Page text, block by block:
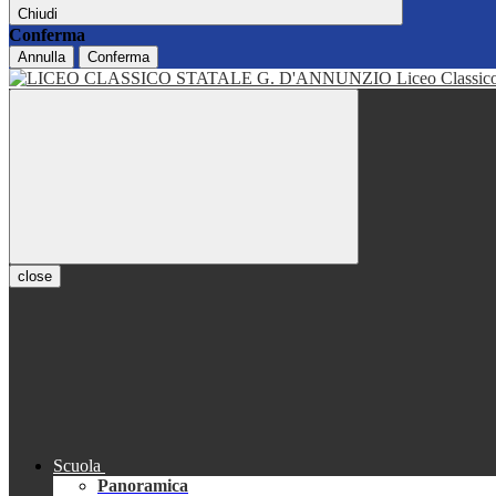
Chiudi
Conferma
Annulla Conferma
Liceo
close
Scuola
Panoramica